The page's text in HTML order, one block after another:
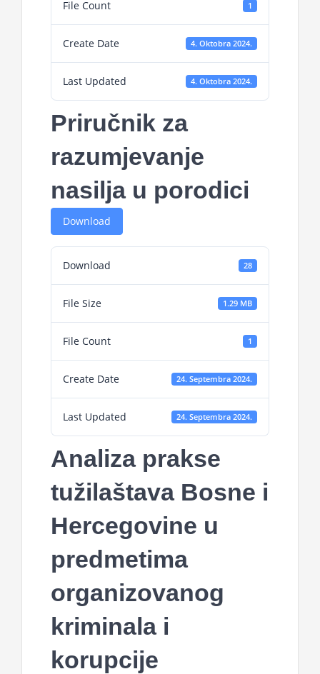
Novosti
File Count 1
Create Date 4. Oktobra 2024.
Last Updated 4. Oktobra 2024.
Priručnik za
razumjevanje
nasilja u porodici
Download
Download 28
File Size 1.29 MB
File Count 1
Create Date 24. Septembra 2024.
Last Updated 24. Septembra 2024.
Analiza prakse
tužilaštava Bosne i
Hercegovine u
predmetima
organizovanog
kriminala i
korupcije